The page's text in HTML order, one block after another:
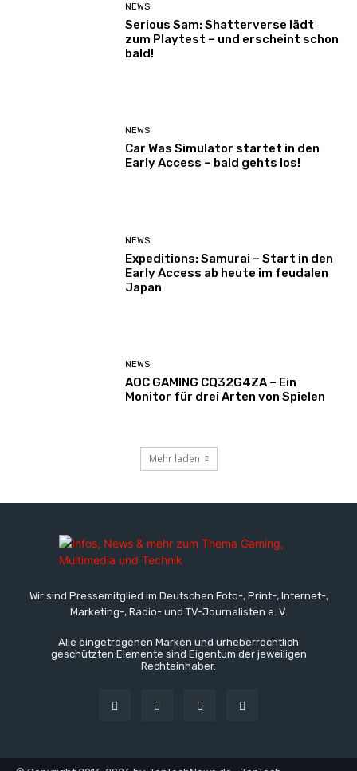
NEWS
Serious Sam: Shatterverse lädt
zum Playtest – und erscheint schon
bald!
NEWS
Car Was Simulator startet in den
Early Access – bald gehts los!
NEWS
Expeditions: Samurai – Start in den
Early Access ab heute im feudalen
Japan
NEWS
AOC GAMING CQ32G4ZA – Ein
Monitor für drei Arten von Spielen
Mehr laden
Wir sind Pressemitglied im Deutschen Foto-, Print-, Internet-,
Marketing-, Radio- und TV-Journalisten e. V.
Alle eingetragenen Marken und urheberrechtlich
geschützten Elemente sind Eigentum der jeweiligen
Rechteinhaber.